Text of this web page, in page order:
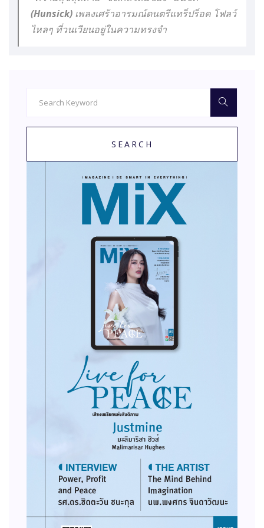
(Hunsick) เพลงเศร้าอารมณ์ดนตรีแทร็ปร็อค โฟลว์
ไหลๆ ที่วนเวียนอยู่ในความทรงจำ
SEARCH